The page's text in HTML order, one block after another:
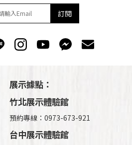
訂閱
展示據點：
竹北展示體驗館
預約專線：0973-673-921
台中展示體驗館